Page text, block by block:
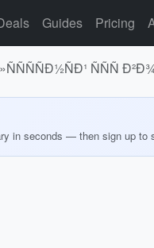
Guides Pricing
ÑÑÑ
in seconds — then sign up to